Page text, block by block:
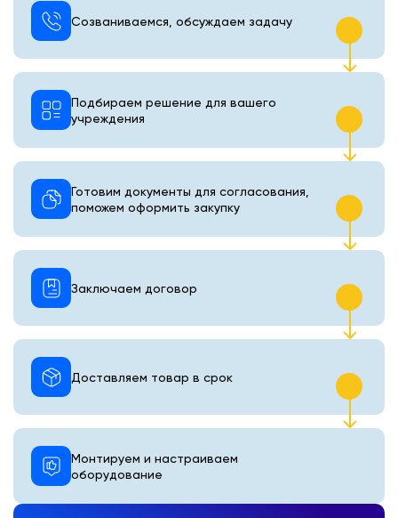
Созваниваемся, обсуждаем задачу
Подбираем решение для вашего
учреждения
Готовим документы для согласования,
поможем оформить закупку
Монтируем и настраиваем
оборудование
Доставляем товар в срок
Заключаем договор